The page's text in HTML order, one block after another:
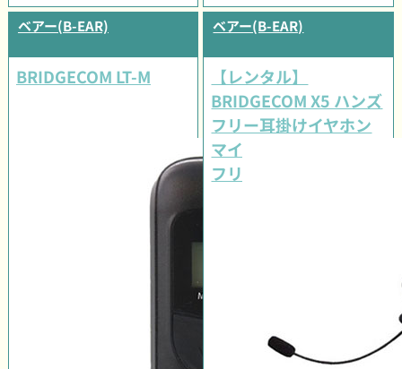
ベアー(B-EAR)
BRIDGECOM LT-M
ベアー(B-EAR)
【レンタル】
BRIDGECOM X5 ハンズ
フリー耳掛けイヤホン
マイク スポーツ審判(レ
フリー)セット